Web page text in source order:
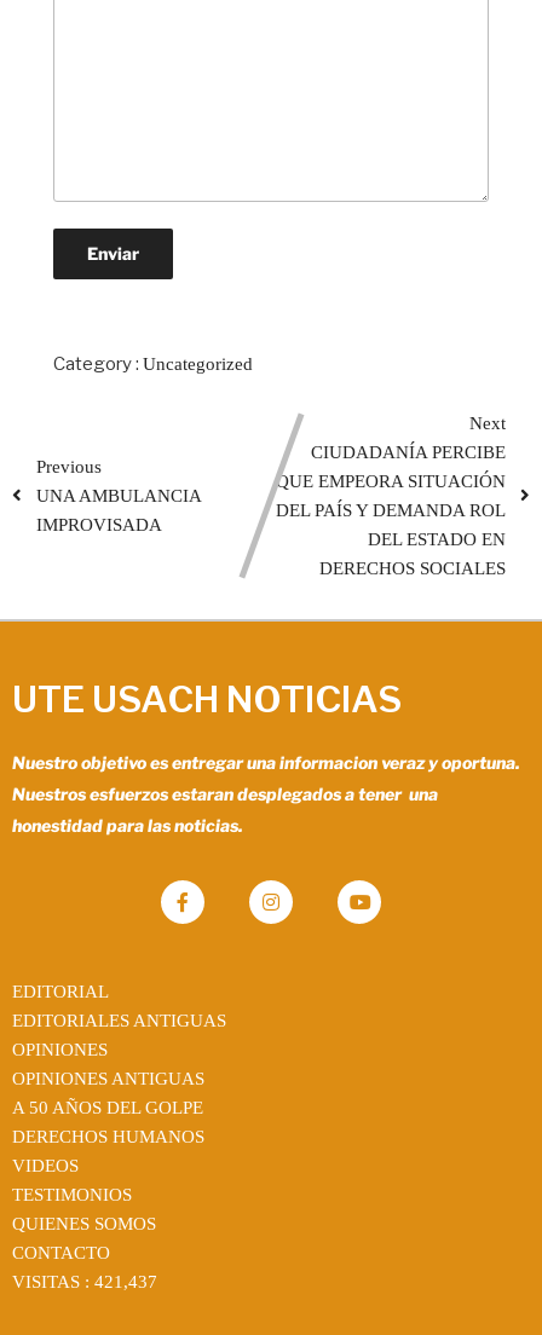
Category : Uncategorized
Previous
UNA AMBULANCIA
IMPROVISADA
Next
CIUDADANÍA PERCIBE
QUE EMPEORA SITUACIÓN
DEL PAÍS Y DEMANDA ROL
DEL ESTADO EN
DERECHOS SOCIALES
UTE USACH NOTICIAS
Nuestro objetivo es entregar una informacion veraz y oportuna.
Nuestros esfuerzos estaran desplegados a tener una
honestidad para las noticias.
EDITORIAL
EDITORIALES ANTIGUAS
OPINIONES
OPINIONES ANTIGUAS
A 50 AÑOS DEL GOLPE
DERECHOS HUMANOS
VIDEOS
TESTIMONIOS
QUIENES SOMOS
CONTACTO
VISITAS : 421,437